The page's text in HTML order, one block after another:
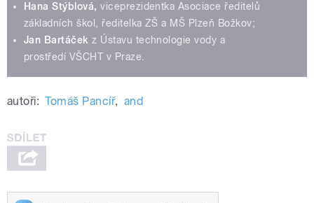
Hana Stýblová, viceprezidentka Asociace ředitelů
základních škol, ředitelka ZŠ a MŠ Plzeň Božkov;
Jan Bartáček z Ústavu technologie vody a
prostředí VŠCHT v Praze.
autoři: Tomáš Pancíř, and